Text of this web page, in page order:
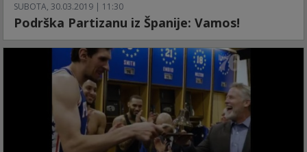
SUBOTA, 30.03.2019 | 11:30
Podrška Partizanu iz Španije: Vamos!